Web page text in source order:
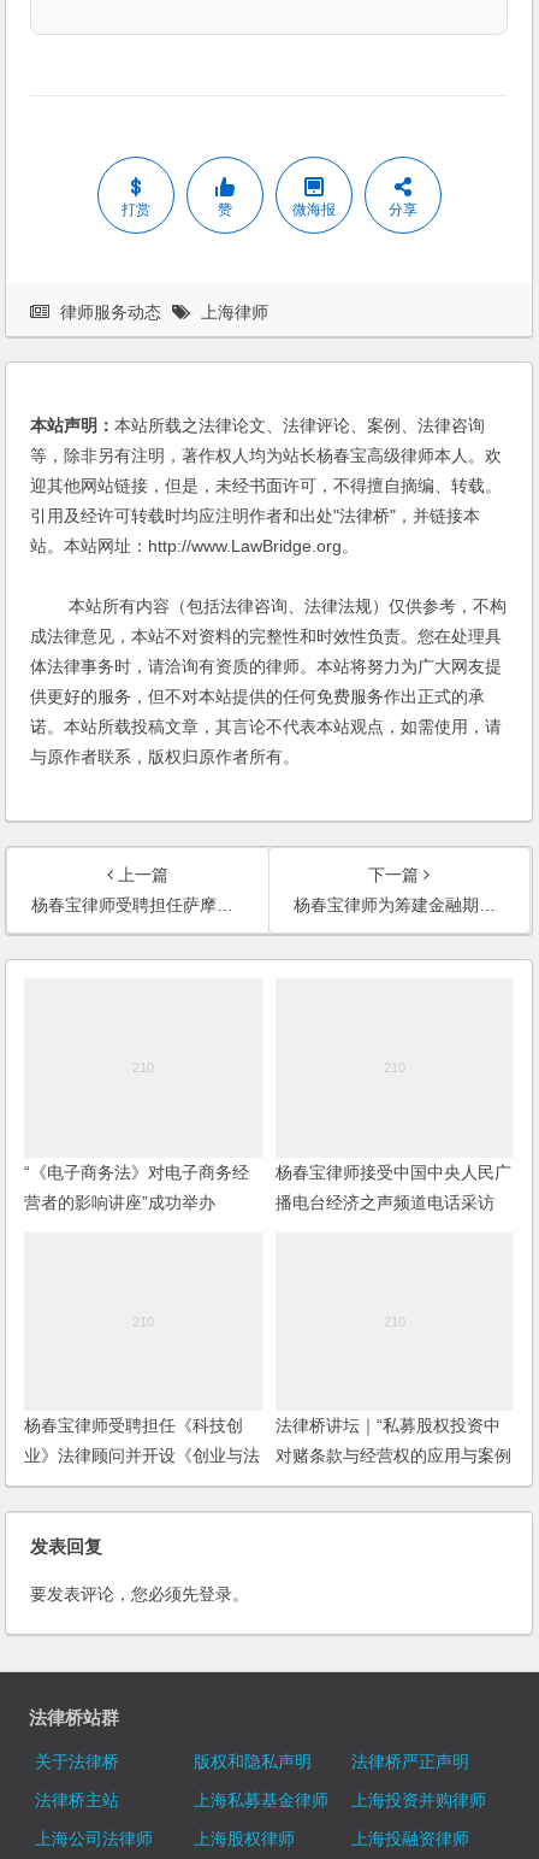
打赏 赞 微海报 分享
律师服务动态 上海律师
本站声明：本站所载之法律论文、法律评论、案例、法律咨询
等，除非另有注明，著作权人均为站长杨春宝高级律师本人。欢
迎其他网站链接，但是，未经书面许可，不得擅自摘编、转载。
引用及经许可转载时均应注明作者和出处"法律桥"，并链接本
站。本站网址：http://www.LawBridge.org。
本站所有内容（包括法律咨询、法律法规）仅供参考，不构
成法律意见，本站不对资料的完整性和时效性负责。您在处理具
体法律事务时，请洽询有资质的律师。本站将努力为广大网友提
供更好的服务，但不对本站提供的任何免费服务作出正式的承
诺。本站所载投稿文章，其言论不代表本站观点，如需使用，请
与原作者联系，版权归原作者所有。
上一篇
杨春宝律师受聘担任萨摩亚瑞铭科技有限公司上海代表处常年法律顾问
下一篇
杨春宝律师为筹建金融期货交易所提供全面法律服务
“《电子商务法》对电子商务经
营者的影响讲座”成功举办
杨春宝律师接受中国中央人民广
播电台经济之声频道电话采访
杨春宝律师受聘担任《科技创
业》法律顾问并开设《创业与法
律》专栏
法律桥讲坛｜“私募股权投资中
对赌条款与经营权的应用与案例
分析”讲座成功举办
发表回复
要发表评论，您必须先登录。
法律桥站群
关于法律桥 版权和隐私声明
法律桥严正声明
法律桥主站
上海私募基金律师
上海投资并购律师
上海公司法律师
上海股权律师
上海投融资律师